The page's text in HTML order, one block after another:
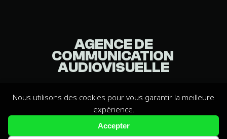
Nous utilisons des cookies pour vous garantir la meilleure
expérience.
Accepter
AGENCE DE
COMMUNICATION
AUDIOVISUELLE
5/5(+90 avis)